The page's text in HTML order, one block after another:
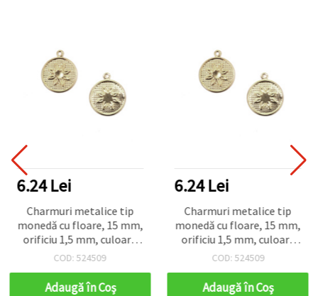
6.24 Lei
Charmuri metalice tip
monedă cu floare, 15 mm,
orificiu 1,5 mm, culoare
argintie - 50 bucăți
COD: 524509
Adaugă în Coş
6.24 Lei
Charmuri metalice tip
monedă cu floare, 15 mm,
orificiu 1,5 mm, culoare
argintie - 50 bucăți
COD: 524509
Adaugă în Coş